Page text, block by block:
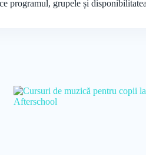
programul, grupele și